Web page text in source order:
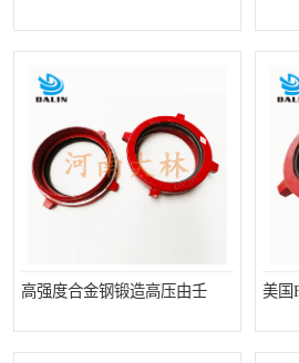
高强度合金钢锻造高压由壬 美国
PTO离合器 联
橡胶件 液